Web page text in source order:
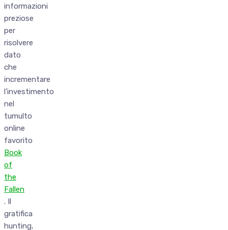
informazioni
preziose
per
risolvere
dato
che
incrementare
l’investimento
nel
tumulto
online
favorito
Book
of
the
Fallen
. Il
gratifica
hunting,